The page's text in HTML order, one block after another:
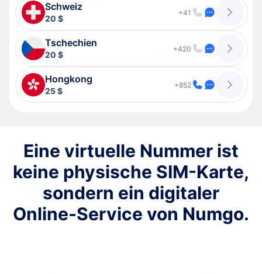
Schweiz
20 $
+41
Tschechien
20 $
+420
Hongkong
25 $
+852
Eine virtuelle Nummer ist
keine physische SIM-Karte,
sondern ein digitaler
Online-Service von Numgo.